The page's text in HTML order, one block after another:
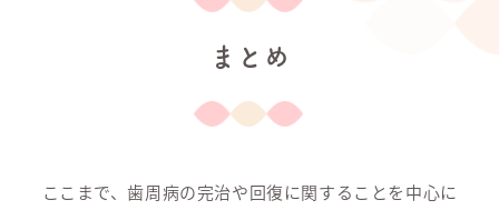
まとめ
ここまで、歯周病の完治や回復に関することを中心に